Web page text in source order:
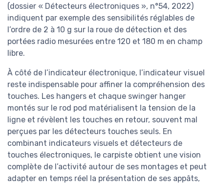
(dossier « Détecteurs électroniques », n°54, 2022)
indiquent par exemple des sensibilités réglables de
l’ordre de 2 à 10 g sur la roue de détection et des
portées radio mesurées entre 120 et 180 m en champ
libre.
À côté de l’indicateur électronique, l’indicateur visuel
reste indispensable pour affiner la compréhension des
touches. Les hangers et chaque swinger hanger
montés sur le rod pod matérialisent la tension de la
ligne et révèlent les touches en retour, souvent mal
perçues par les détecteurs touches seuls. En
combinant indicateurs visuels et détecteurs de
touches électroniques, le carpiste obtient une vision
complète de l’activité autour de ses montages et peut
adapter en temps réel la présentation de ses appâts,